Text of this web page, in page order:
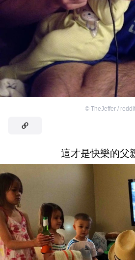
© TheJeffer / reddit
這才是快樂的父